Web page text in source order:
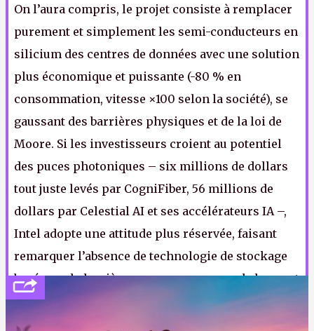
On l’aura compris, le projet consiste à remplacer
purement et simplement les semi-conducteurs en
silicium des centres de données avec une solution
plus économique et puissante (-80 % en
consommation, vitesse ×100 selon la société), se
gaussant des barrières physiques et de la loi de
Moore. Si les investisseurs croient au potentiel
des puces photoniques – six millions de dollars
tout juste levés par CogniFiber, 56 millions de
dollars par Celestial AI et ses accélérateurs IA –,
Intel adopte une attitude plus réservée, faisant
remarquer l’absence de technologie de stockage
basée sur la lumière pour accompagner le bazar et
une longueur d’onde supérieure à celle d’un
transistor. (Crédit photo : Pexels - Tairon